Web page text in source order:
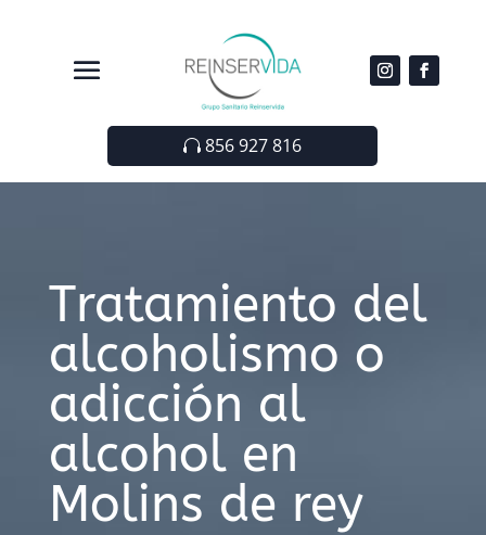
856 927 816
Tratamiento del
alcoholismo o
adicción al
alcohol en
Molins de rey